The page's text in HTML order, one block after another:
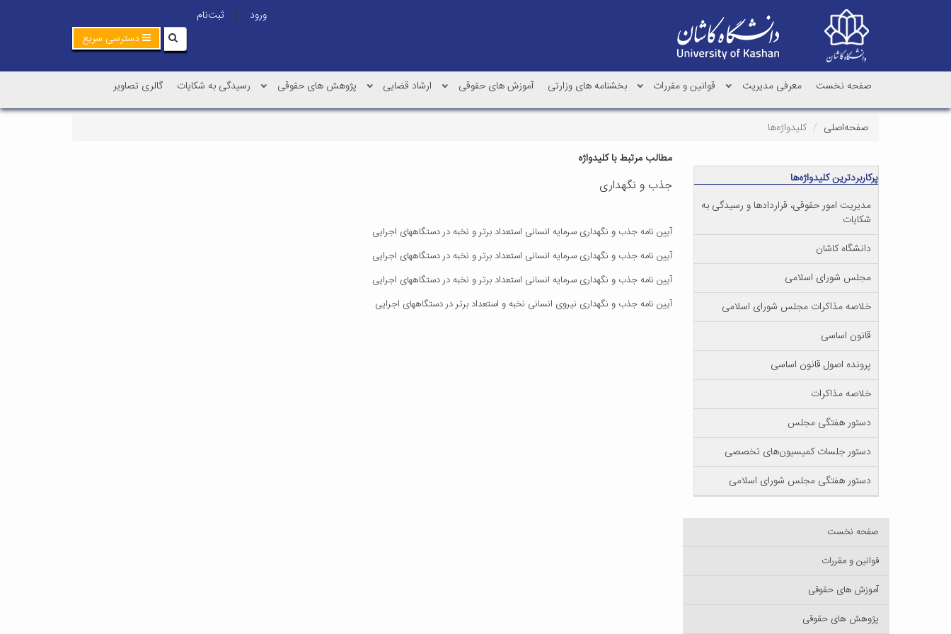
ورود |
ثبت‌نام
دسترسی سریع
صفحه نخست معرفی مدیریت قوانین و مقررات بخشنامه های وزارتی آموزش های حقوقی ارشاد قضایی پژوهش های حقوقی رسیدگی به شکایات گالری تصاویر
صفحه‌اصلی
کلیدواژه‌ها
مطالب مرتبط با کلیدواژه
جذب و نگهداری
آیین نامه جذب و نگهداری سرمایه انسانی استعداد برتر و نخبه در دستگاههای اجرایی
آیین نامه جذب و نگهداری سرمایه انسانی استعداد برتر و نخبه در دستگاههای اجرایی
آیین نامه جذب و نگهداری سرمایه انسانی استعداد برتر و نخبه در دستگاههای اجرایی
آیین نامه جذب و نگهداری نیروی انسانی نخبه و استعداد برتر در دستگاههای اجرایی
پرکاربردترین کلیدواژه‌ها
مدیریت امور حقوقی، قراردادها و رسیدگی به
شکایات
دانشگاه کاشان
مجلس شورای اسلامی
خلاصه مذاکرات مجلس شورای اسلامی
قانون اساسی
پرونده اصول قانون اساسی
خلاصه مذاکرات
دستور هفتگی مجلس
دستور جلسات کمیسیون‌های تخصصی
دستور هفتگی مجلس شورای اسلامی
صفحه نخست
قوانین و مقررات
آموزش های حقوقی
پژوهش های حقوقی